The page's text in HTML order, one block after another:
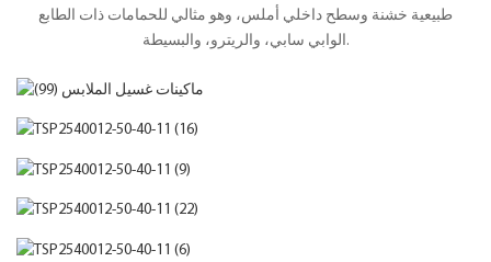
طبيعية خشنة وسطح داخلي أملس، وهو مثالي للحمامات ذات الطابع
الوابي سابي، والريترو، والبسيطة.